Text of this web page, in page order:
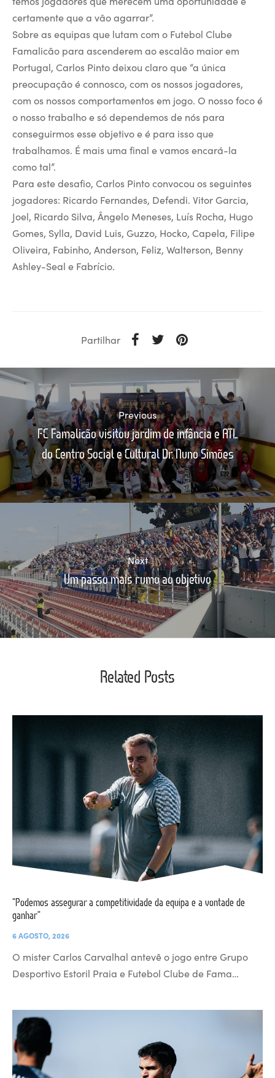
certamente que a vão agarrar”.
Sobre as equipas que lutam com o Futebol Clube
Famalicão para ascenderem ao escalão maior em
Portugal, Carlos Pinto deixou claro que “a única
preocupação é connosco, com os nossos jogadores,
com os nossos comportamentos em jogo. O nosso foco é
o nosso trabalho e só dependemos de nós para
conseguirmos esse objetivo e é para isso que
trabalhamos. É mais uma final e vamos encará-la
como tal”.
Para este desafio, Carlos Pinto convocou os seguintes
jogadores: Ricardo Fernandes, Defendi. Vitor Garcia,
Joel, Ricardo Silva, Ângelo Meneses, Luís Rocha, Hugo
Gomes, Sylla, David Luis, Guzzo, Hocko, Capela, Filipe
Oliveira, Fabinho, Anderson, Feliz, Walterson, Benny
Ashley-Seal e Fabrício.
Partilhar
Previous
FC Famalicão visitou jardim de infância e ATL
do Centro Social e Cultural Dr. Nuno Simões
Next
Um passo mais rumo ao objetivo
Related Posts
“Podemos assegurar a competitividade da equipa e a vontade de
ganhar”
6 AGOSTO, 2026
O mister Carlos Carvalhal antevê o jogo entre Grupo
Desportivo Estoril Praia e Futebol Clube de Fama…